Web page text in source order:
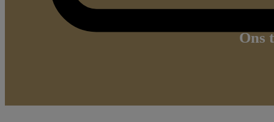
Ons